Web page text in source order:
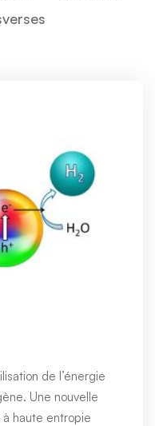
de l’énergie
Une nouvelle
haute entropie